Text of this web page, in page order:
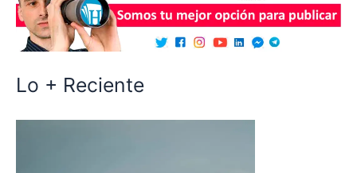
Lo + Reciente